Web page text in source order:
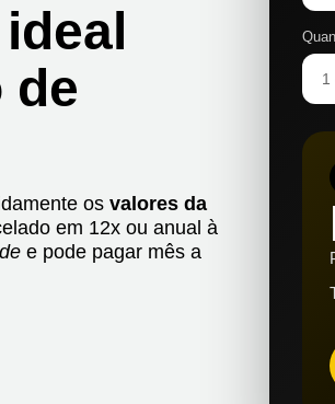
de
os valores da
em 12x ou anual à
e pode pagar mês a